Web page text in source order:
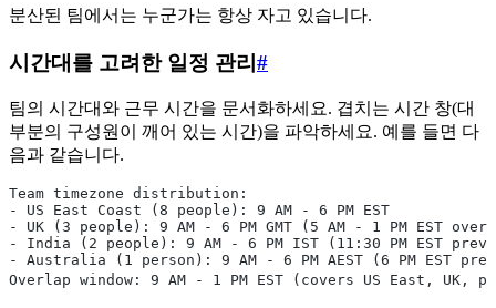
분산된 팀에서는 누군가는 항상 자고 있습니다.
시간대를 고려한 일정 관리 #
팀의 시간대와 근무 시간을 문서화하세요. 겹치는 시간 창(대
부분의 구성원이 깨어 있는 시간)을 파악하세요. 예를 들면 다
음과 같습니다.
Team timezone distribution:
- US East Coast (8 people): 9 AM - 6 PM EST
- UK (3 people): 9 AM - 6 PM GMT (5 AM - 1 PM EST
- India (2 people): 9 AM - 6 PM IST (11:30 PM EST
- Australia (1 person): 9 AM - 6 PM AEST (6 PM EST
Overlap window: 9 AM - 1 PM EST (covers US East,